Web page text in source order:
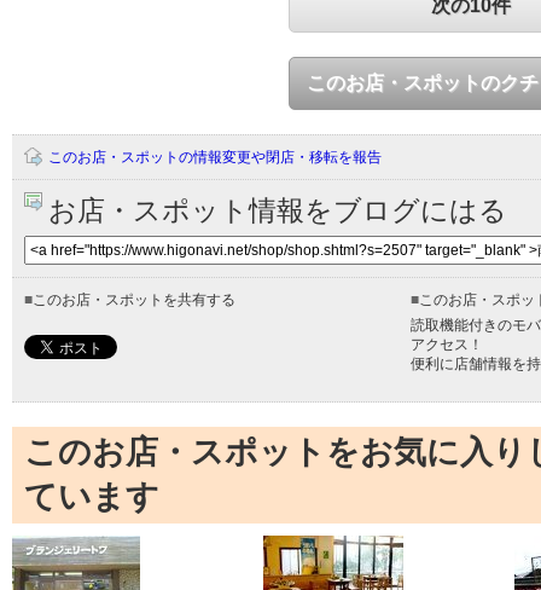
次の10件
このお店・スポットのク
このお店・スポットの情報変更や閉店・移転を報告
お店・スポット情報をブログにはる
■このお店・スポットを共有する ■このお店・スポッ
読取機能付きのモ
アクセス！
便利に店舗情報を
このお店・スポットをお気に入
ています